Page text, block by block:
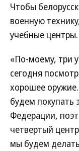
Чтобы
военную
учебные центры.
«По-моему, три
сегодня
хорошее
будем покупать
Федерации,
четвертый
мы будем